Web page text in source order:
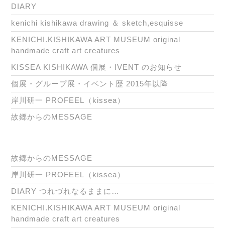
DIARY
kenichi kishikawa drawing ＆ sketch,esquisse
KENICHI.KISHIKAWA ART MUSEUM original
handmade craft art creatures
KISSEA KISHIKAWA 個展・IVENT のお知らせ
個展・グループ展・イベント歴 2015年以降
岸川研一 PROFEEL（kissea）
故郷からのMESSAGE
故郷からのMESSAGE
岸川研一 PROFEEL（kissea）
DIARY つれづれなるままに…
KENICHI.KISHIKAWA ART MUSEUM original
handmade craft art creatures